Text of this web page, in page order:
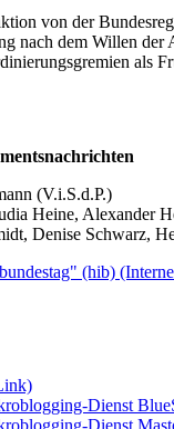
von der
nach dem Willen
als
(V.i.S.d.P.)
Heine, Alexander
Denise Schwarz,
(hib)
Dienst